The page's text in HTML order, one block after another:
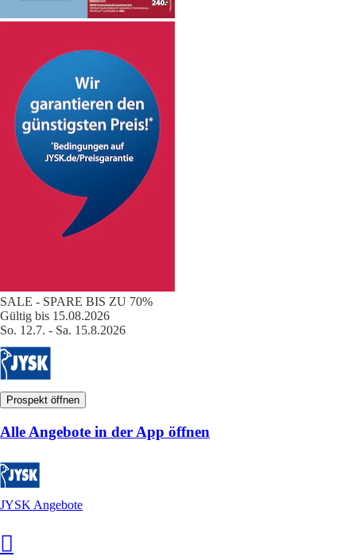
SALE - SPARE BIS ZU 70%
Gültig bis 15.08.2026
So. 12.7. - Sa. 15.8.2026
Prospekt öffnen
Alle Angebote in der App öffnen
JYSK Angebote